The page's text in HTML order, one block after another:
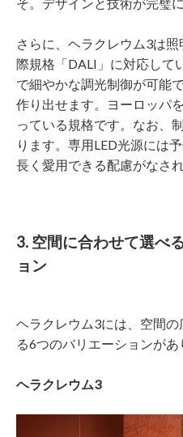
そ。デザインと技術が完璧
さらに、ヘラクレウム3は
際規格「DALI」に対応して
で細やかな調光制御が可能
作り出せます。ヨーロッパ
っている規格です。なお、
ります。専用LED光源には
長く愛用できる配慮がなされ
3. 空間に合わせて選べ
ョン
ヘラクレウム3には、空間
る6つのバリエーションがあ
ヘラクレウム3